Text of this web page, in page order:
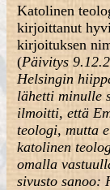
Katolinen
kirjoittanut
kirjoituksen
(Päivitys
Helsingin
lähetti minulle
ilmoitti, että
teologi, mutta
katolinen
omalla
sivusto sanoo: